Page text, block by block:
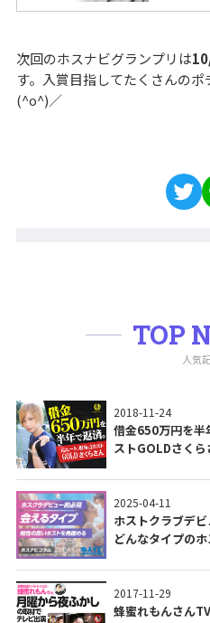
次回のホスナビグランプリは
す。入賞目指してたくさんの
(^o^)／
TOP
人気
2018-11-24
借金650万円を半
ストGOLDさくら
2025-04-11
ホストクラブデ
どんなタイプの
2017-11-29
蜂蜜れもんさん